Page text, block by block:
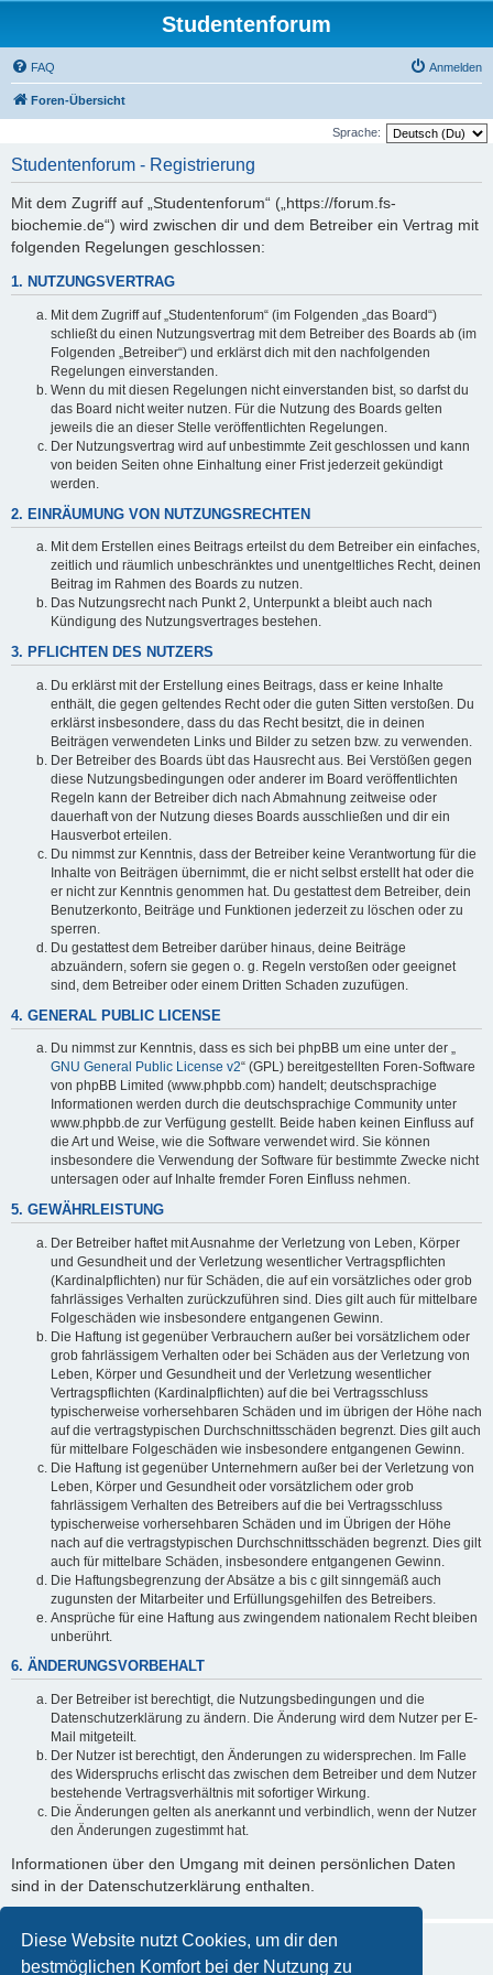
Diese Website nutzt Cookies, um dir den
bestmöglichen Komfort bei der Nutzung zu
Studentenforum
FAQ Anmelden
Foren-Übersicht
Sprache:
Studentenforum - Registrierung
Mit dem Zugriff auf „Studentenforum“ („https://forum.fs-
biochemie.de“) wird zwischen dir und dem Betreiber ein Vertrag mit
folgenden Regelungen geschlossen:
1. NUTZUNGSVERTRAG
Mit dem Zugriff auf „Studentenforum“ (im Folgenden „das Board“)
schließt du einen Nutzungsvertrag mit dem Betreiber des Boards ab (im
Folgenden „Betreiber“) und erklärst dich mit den nachfolgenden
Regelungen einverstanden.
Wenn du mit diesen Regelungen nicht einverstanden bist, so darfst du
das Board nicht weiter nutzen. Für die Nutzung des Boards gelten
jeweils die an dieser Stelle veröffentlichten Regelungen.
Der Nutzungsvertrag wird auf unbestimmte Zeit geschlossen und kann
von beiden Seiten ohne Einhaltung einer Frist jederzeit gekündigt
werden.
2. EINRÄUMUNG VON NUTZUNGSRECHTEN
Mit dem Erstellen eines Beitrags erteilst du dem Betreiber ein einfaches,
zeitlich und räumlich unbeschränktes und unentgeltliches Recht, deinen
Beitrag im Rahmen des Boards zu nutzen.
Das Nutzungsrecht nach Punkt 2, Unterpunkt a bleibt auch nach
Kündigung des Nutzungsvertrages bestehen.
3. PFLICHTEN DES NUTZERS
Du erklärst mit der Erstellung eines Beitrags, dass er keine Inhalte
enthält, die gegen geltendes Recht oder die guten Sitten verstoßen. Du
erklärst insbesondere, dass du das Recht besitzt, die in deinen
Beiträgen verwendeten Links und Bilder zu setzen bzw. zu verwenden.
Der Betreiber des Boards übt das Hausrecht aus. Bei Verstößen gegen
diese Nutzungsbedingungen oder anderer im Board veröffentlichten
Regeln kann der Betreiber dich nach Abmahnung zeitweise oder
dauerhaft von der Nutzung dieses Boards ausschließen und dir ein
Hausverbot erteilen.
Du nimmst zur Kenntnis, dass der Betreiber keine Verantwortung für die
Inhalte von Beiträgen übernimmt, die er nicht selbst erstellt hat oder die
er nicht zur Kenntnis genommen hat. Du gestattest dem Betreiber, dein
Benutzerkonto, Beiträge und Funktionen jederzeit zu löschen oder zu
sperren.
Du gestattest dem Betreiber darüber hinaus, deine Beiträge
abzuändern, sofern sie gegen o. g. Regeln verstoßen oder geeignet
sind, dem Betreiber oder einem Dritten Schaden zuzufügen.
4. GENERAL PUBLIC LICENSE
Du nimmst zur Kenntnis, dass es sich bei phpBB um eine unter der „
GNU General Public License v2“ (GPL) bereitgestellten Foren-Software
von phpBB Limited (www.phpbb.com) handelt; deutschsprachige
Informationen werden durch die deutschsprachige Community unter
www.phpbb.de zur Verfügung gestellt. Beide haben keinen Einfluss auf
die Art und Weise, wie die Software verwendet wird. Sie können
insbesondere die Verwendung der Software für bestimmte Zwecke nicht
untersagen oder auf Inhalte fremder Foren Einfluss nehmen.
5. GEWÄHRLEISTUNG
Der Betreiber haftet mit Ausnahme der Verletzung von Leben, Körper
und Gesundheit und der Verletzung wesentlicher Vertragspflichten
(Kardinalpflichten) nur für Schäden, die auf ein vorsätzliches oder grob
fahrlässiges Verhalten zurückzuführen sind. Dies gilt auch für mittelbare
Folgeschäden wie insbesondere entgangenen Gewinn.
Die Haftung ist gegenüber Verbrauchern außer bei vorsätzlichem oder
grob fahrlässigem Verhalten oder bei Schäden aus der Verletzung von
Leben, Körper und Gesundheit und der Verletzung wesentlicher
Vertragspflichten (Kardinalpflichten) auf die bei Vertragsschluss
typischerweise vorhersehbaren Schäden und im übrigen der Höhe nach
auf die vertragstypischen Durchschnittsschäden begrenzt. Dies gilt auch
für mittelbare Folgeschäden wie insbesondere entgangenen Gewinn.
Die Haftung ist gegenüber Unternehmern außer bei der Verletzung von
Leben, Körper und Gesundheit oder vorsätzlichem oder grob
fahrlässigem Verhalten des Betreibers auf die bei Vertragsschluss
typischerweise vorhersehbaren Schäden und im Übrigen der Höhe
nach auf die vertragstypischen Durchschnittsschäden begrenzt. Dies gilt
auch für mittelbare Schäden, insbesondere entgangenen Gewinn.
Die Haftungsbegrenzung der Absätze a bis c gilt sinngemäß auch
zugunsten der Mitarbeiter und Erfüllungsgehilfen des Betreibers.
Ansprüche für eine Haftung aus zwingendem nationalem Recht bleiben
unberührt.
6. ÄNDERUNGSVORBEHALT
Der Betreiber ist berechtigt, die Nutzungsbedingungen und die
Datenschutzerklärung zu ändern. Die Änderung wird dem Nutzer per E-
Mail mitgeteilt.
Der Nutzer ist berechtigt, den Änderungen zu widersprechen. Im Falle
des Widerspruchs erlischt das zwischen dem Betreiber und dem Nutzer
bestehende Vertragsverhältnis mit sofortiger Wirkung.
Die Änderungen gelten als anerkannt und verbindlich, wenn der Nutzer
den Änderungen zugestimmt hat.
Informationen über den Umgang mit deinen persönlichen Daten
sind in der Datenschutzerklärung enthalten.